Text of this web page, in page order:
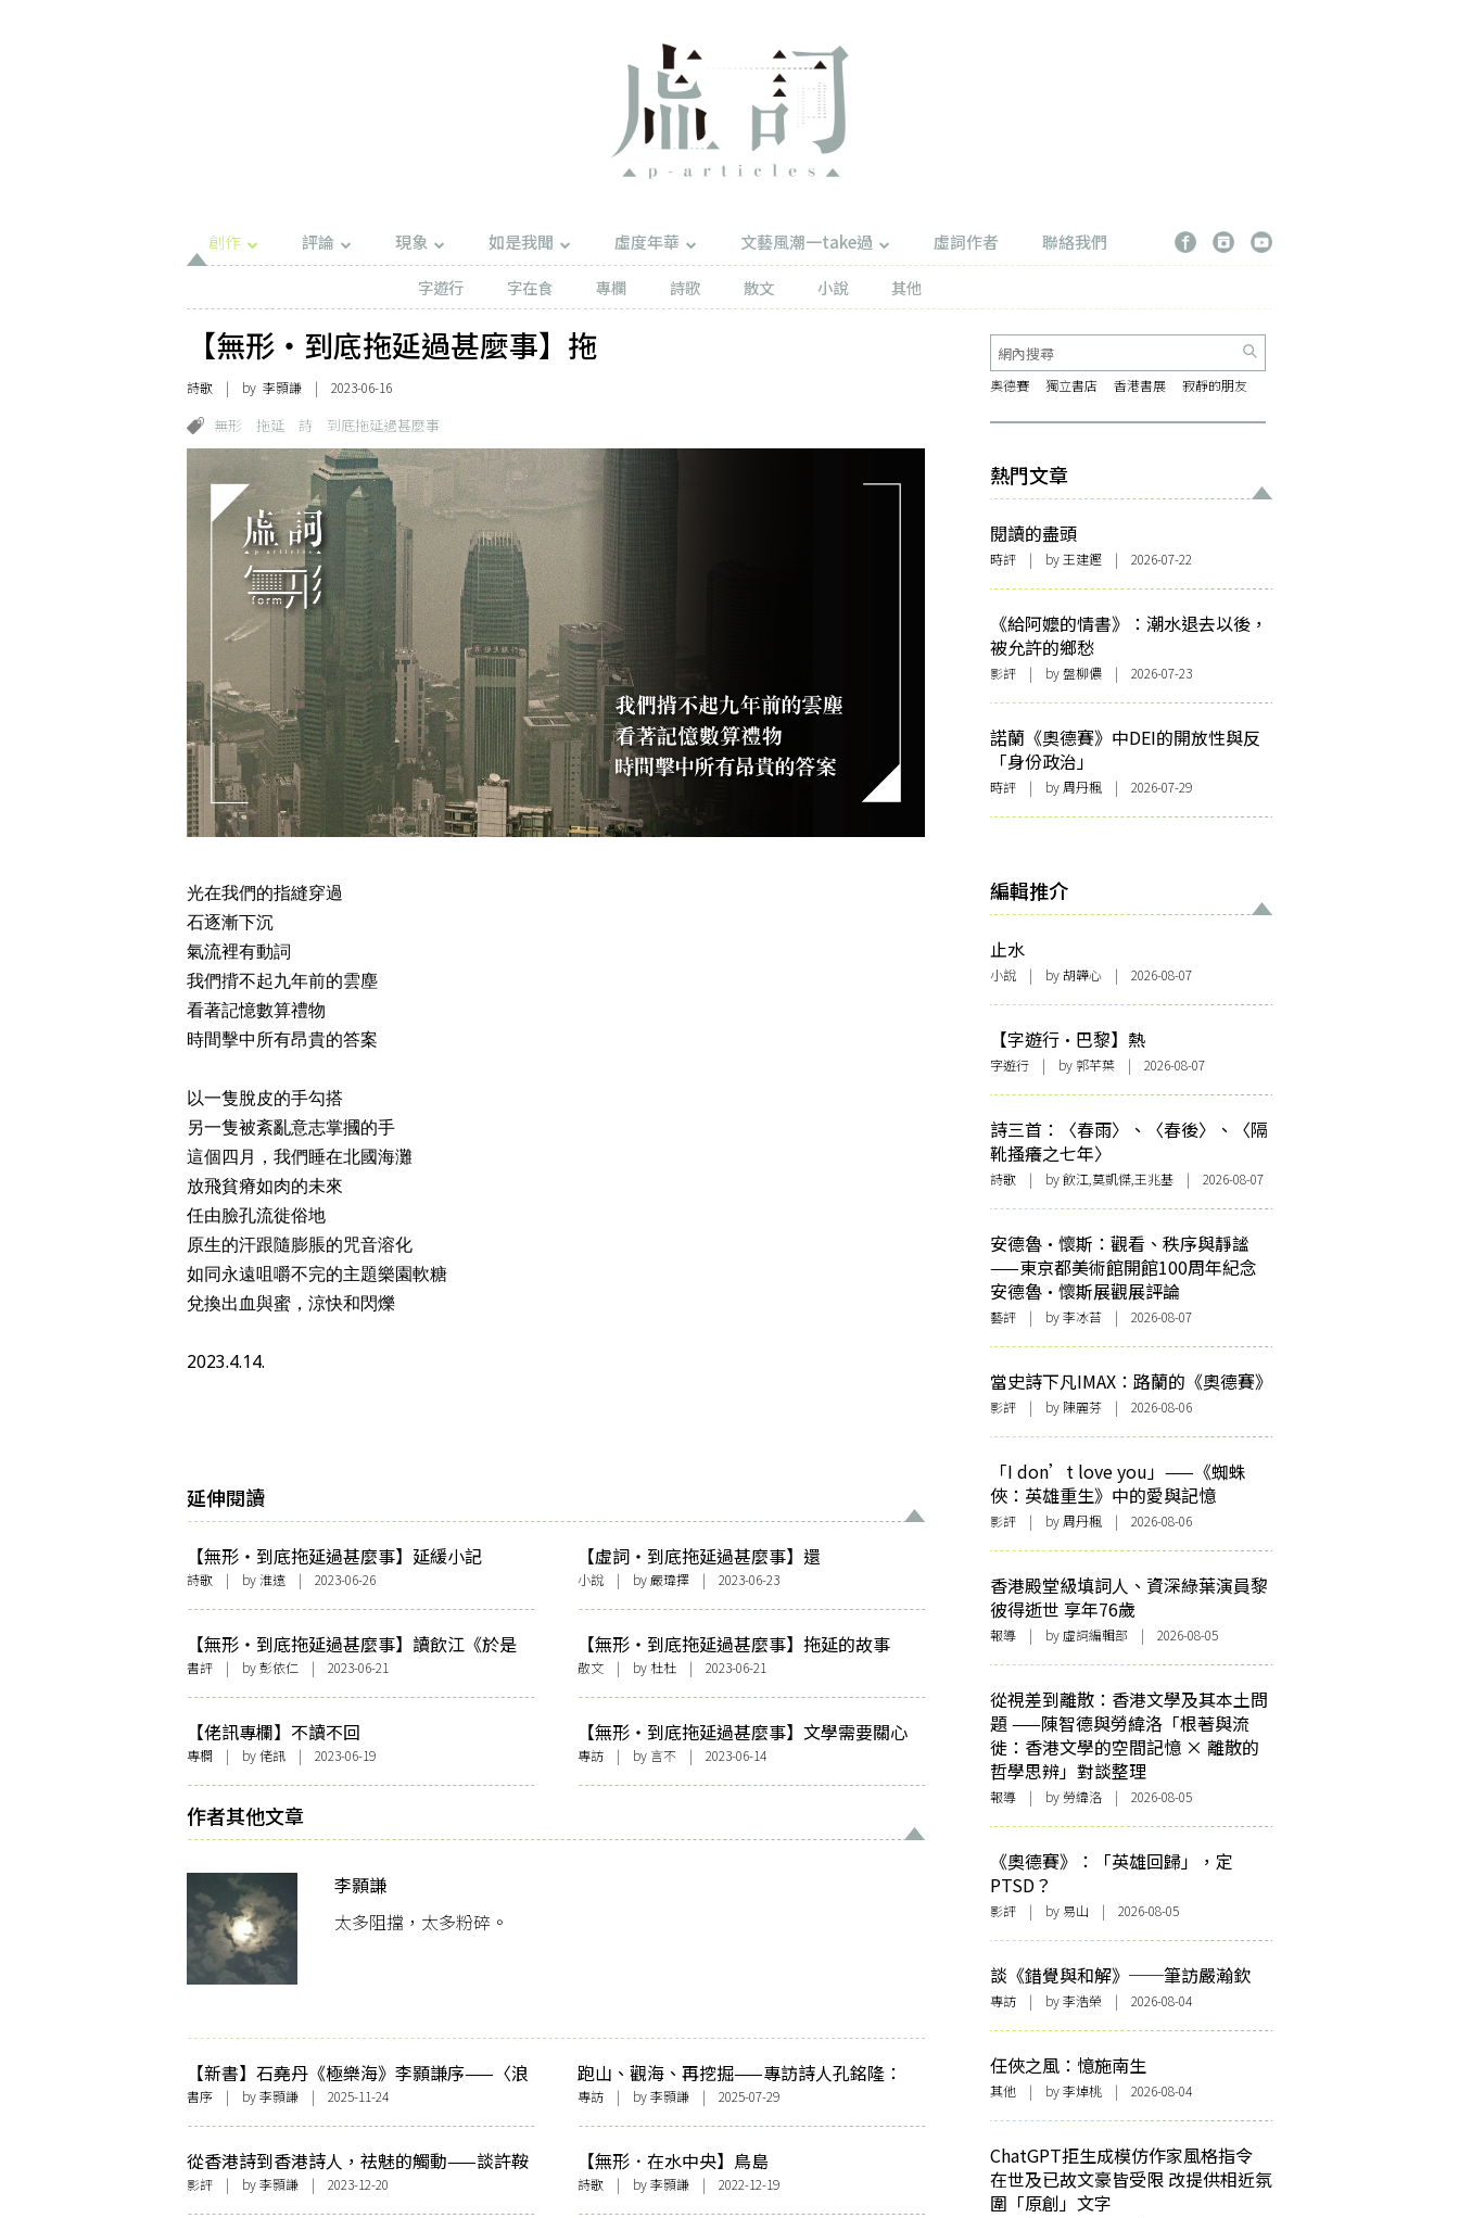
創作 評論 現象 如是我聞 虛度年華 文藝風潮一take過 虛詞作者
聯絡我們
字遊行
字在食 專欄 詩歌 散文 小說 其他
【無形・到底拖延過甚麼事】拖
詩歌 | by 李顥謙 | 2023-06-16
無形 拖延 詩 到底拖延過甚麼事
光在我們的指縫穿過
石逐漸下沉
氣流裡有動詞
我們揹不起九年前的雲塵
看著記憶數算禮物
時間擊中所有昂貴的答案
以一隻脫皮的手勾搭
另一隻被紊亂意志掌摑的手
這個四月，我們睡在北國海灘
放飛貧瘠如肉的未來
任由臉孔流徙俗地
原生的汗跟隨膨脹的咒音溶化
如同永遠咀嚼不完的主題樂園軟糖
兌換出血與蜜，涼快和閃爍
2023.4.14.
延伸閱讀
【無形・到底拖延過甚麼事】延緩小記
詩歌 | by淮遠 | 2023-06-26
【虛詞・到底拖延過甚麼事】還
小說 | by 嚴瑋擇 | 2023-06-23
【無形・到底拖延過甚麼事】讀飲江《於是
搬石伏匿匿躲貓貓你沿街看節日的燈飾》
書評 | by彭依仁 | 2023-06-21
【無形・到底拖延過甚麼事】拖延的故事
散文 | by杜杜 | 2023-06-21
【佬訊專欄】不讀不回
專欄 | by佬訊 | 2023-06-19
【無形・到底拖延過甚麼事】文學需要關心
人——訪《夜行紀錄》作者羅貴祥
專訪 | by 言不 | 2023-06-14
作者其他文章
李顥謙
太多阻擋，太多粉碎。
【新書】石堯丹《極樂海》李顥謙序——〈浪
蕩傳統，放逐未來〉
書序 | by李顥謙 | 2025-11-24
跑山、觀海、再挖掘——專訪詩人孔銘隆：
「我希望將來仍有回聲。」
專訪 | by李顥謙 | 2025-07-29
從香港詩到香港詩人，祛魅的觸動——談許鞍
華《詩》
影評 | by李顥謙 | 2023-12-20
【無形．在水中央】鳥島
詩歌 | by李顥謙 | 2022-12-19
奧德賽 獨立書店 香港書展 寂靜的朋友
熱門文章
閱讀的盡頭
時評 | by 王建鏗 | 2026-07-22
《給阿嬤的情書》：潮水退去以後，
被允許的鄉愁
影評 | by 盤柳儂 | 2026-07-23
諾蘭《奧德賽》中DEI的開放性與反
「身份政治」
時評 | by 周丹楓 | 2026-07-29
編輯推介
止水
小說 | by 胡韡心 | 2026-08-07
【字遊行·巴黎】熱
字遊行 | by 郭芊葉 | 2026-08-07
詩三首：〈春雨〉、〈春後〉、〈隔
靴搔癢之七年〉
詩歌 | by 飲江,莫凱傑,王兆基 | 2026-08-07
安德魯·懷斯：觀看、秩序與靜謐
——東京都美術館開館100周年紀念
安德魯·懷斯展觀展評論
藝評 | by 李冰苔 | 2026-08-07
當史詩下凡IMAX：路蘭的《奧德賽》
影評 | by 陳麗芬 | 2026-08-06
「I don’t love you」——《蜘蛛
俠：英雄重生》中的愛與記憶
影評 | by 周丹楓 | 2026-08-06
香港殿堂級填詞人、資深綠葉演員黎
彼得逝世 享年76歲
報導 | by 虛詞編輯部 | 2026-08-05
從視差到離散：香港文學及其本土問
題 ——陳智德與勞緯洛「根著與流
徙：香港文學的空間記憶 × 離散的
哲學思辨」對談整理
報導 | by 勞緯洛 | 2026-08-05
《奧德賽》：「英雄回歸」，定
PTSD？
影評 | by 易山 | 2026-08-05
談《錯覺與和解》──筆訪嚴瀚欽
專訪 | by 李浩榮 | 2026-08-04
任俠之風：憶施南生
其他 | by 李焯桃 | 2026-08-04
ChatGPT拒生成模仿作家風格指令
在世及已故文豪皆受限 改提供相近氛
圍「原創」文字